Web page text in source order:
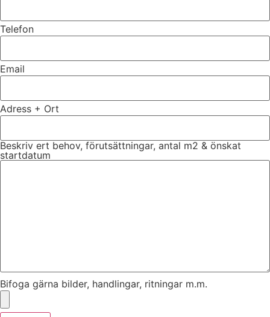
Telefon
Email
Adress + Ort
Beskriv ert behov, förutsättningar, antal m2 & önskat
startdatum
Bifoga gärna bilder, handlingar, ritningar m.m.